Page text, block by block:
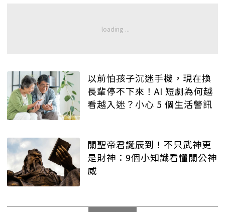
以前怕孩子沉迷手機，現在換
長輩停不下來！AI 短劇為何越
看越入迷？小心 5 個生活警訊
關聖帝君誕辰到！不只武神更
是財神：9個小知識看懂關公神
威